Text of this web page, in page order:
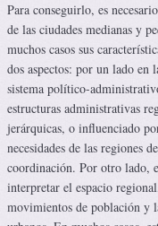
Para conseguirlo, es
de las ciudades medianas y
muchos casos sus
dos aspectos: por un lado en
sistema político-
estructuras administrativas
jerárquicas, o influenciado
necesidades de las regiones
coordinación. Por otro lado,
interpretar el espacio
movimientos de población y